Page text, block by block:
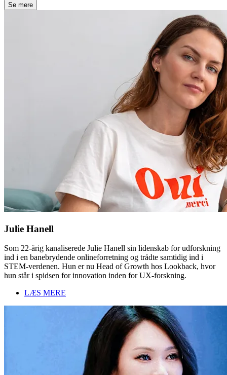
Se mere
Julie Hanell
Som 22-årig kanaliserede Julie Hanell sin lidenskab for udforskning
ind i en banebrydende onlineforretning og trådte samtidig ind i
STEM-verdenen. Hun er nu Head of Growth hos Lookback, hvor
hun står i spidsen for innovation inden for UX-forskning.
LÆS MERE